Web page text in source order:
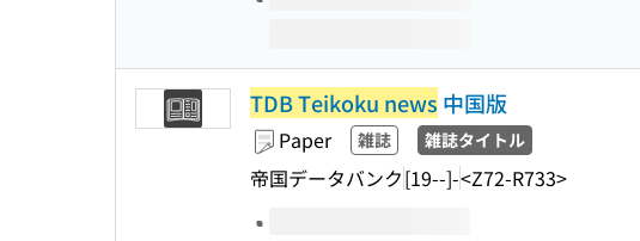
TDB Teikoku news 中国版
Paper 雑誌 雑誌タイトル
帝国データバンク[19--]-<Z72-R733>
Volumes of this title